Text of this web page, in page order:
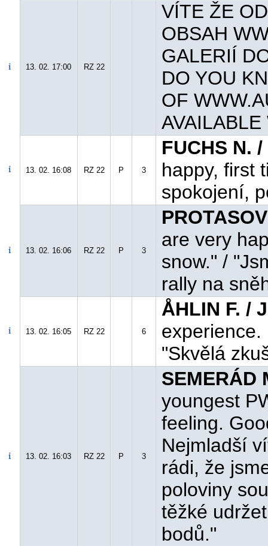
13. 02. 17:00 RZ 22
VÍTE ŽE
OBSAH
GALERIÍ
DO YOU
OF
13. 02. 16:08 RZ 22 P 3
FUCHS N.
happy, first
spokojení,
13. 02. 16:06 RZ 22 P 3
are very
snow." /
rally na
13. 02. 16:05 RZ 22 6
ÅHLIN F. /
experience.
"Skvělá
13. 02. 16:03 RZ 22 P 3
SEMERÁD
youngest
feeling.
Nejmladší
rádi, že
poloviny
těžké
bodů."